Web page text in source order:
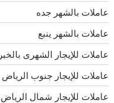
عاملات بالشهر جده
عاملات بالشهر ينبع
عاملات للإيجار الشهرى بالخبر
عاملات للإيجار جنوب الرياض
عاملات للإيجار شمال الرياض